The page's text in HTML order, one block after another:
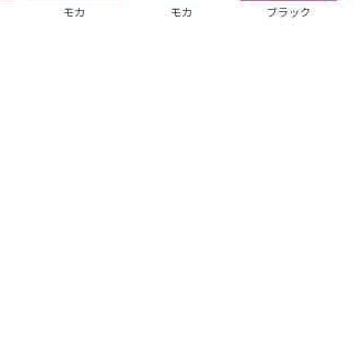
モカ モカ ブラック